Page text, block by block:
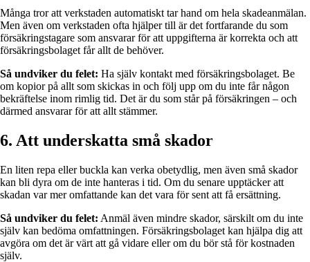
Många tror att verkstaden automatiskt tar hand om hela skadeanmälan.
Men även om verkstaden ofta hjälper till är det fortfarande du som
försäkringstagare som ansvarar för att uppgifterna är korrekta och att
försäkringsbolaget får allt de behöver.
Så undviker du felet: Ha själv kontakt med försäkringsbolaget. Be
om kopior på allt som skickas in och följ upp om du inte får någon
bekräftelse inom rimlig tid. Det är du som står på försäkringen – och
därmed ansvarar för att allt stämmer.
6. Att underskatta små skador
En liten repa eller buckla kan verka obetydlig, men även små skador
kan bli dyra om de inte hanteras i tid. Om du senare upptäcker att
skadan var mer omfattande kan det vara för sent att få ersättning.
Så undviker du felet: Anmäl även mindre skador, särskilt om du inte
själv kan bedöma omfattningen. Försäkringsbolaget kan hjälpa dig att
avgöra om det är värt att gå vidare eller om du bör stå för kostnaden
själv.